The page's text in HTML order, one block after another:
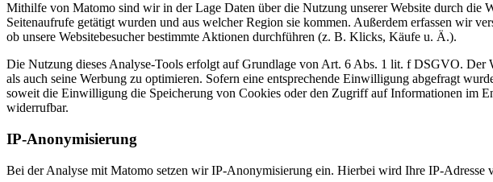
Mithilfe von Matomo sind wir in der Lage Daten über die Nutzung unserer Website durch die
Seitenaufrufe getätigt wurden und aus welcher Region sie kommen. Außerdem erfassen wir
ob unsere Websitebesucher bestimmte Aktionen durchführen (z. B. Klicks, Käufe u. Ä.).
Die Nutzung dieses Analyse-Tools erfolgt auf Grundlage von Art. 6 Abs. 1 lit. f DSGVO. Der
als auch seine Werbung zu optimieren. Sofern eine entsprechende Einwilligung abgefragt
soweit die Einwilligung die Speicherung von Cookies oder den Zugriff auf Informationen im
widerrufbar.
IP-Anonymisierung
Bei der Analyse mit Matomo setzen wir IP-Anonymisierung ein. Hierbei wird Ihre IP-Adresse